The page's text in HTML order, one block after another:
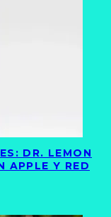
DR. LEMON
APPLE Y RED